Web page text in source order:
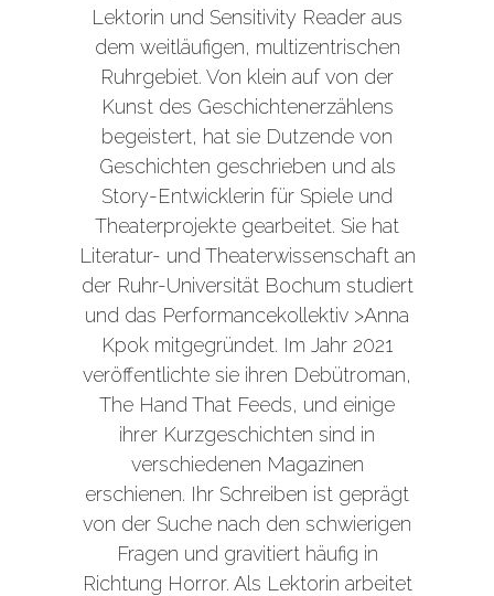
Lektorin und Sensitivity Reader aus
dem weitläufigen, multizentrischen
Ruhrgebiet. Von klein auf von der
Kunst des Geschichtenerzählens
begeistert, hat sie Dutzende von
Geschichten geschrieben und als
Story-Entwicklerin für Spiele und
Theaterprojekte gearbeitet. Sie hat
Literatur- und Theaterwissenschaft an
der Ruhr-Universität Bochum studiert
und das Performancekollektiv >Anna
Kpok mitgegründet. Im Jahr 2021
veröffentlichte sie ihren Debütroman,
The Hand That Feeds, und einige
ihrer Kurzgeschichten sind in
verschiedenen Magazinen
erschienen. Ihr Schreiben ist geprägt
von der Suche nach den schwierigen
Fragen und gravitiert häufig in
Richtung Horror. Als Lektorin arbeitet